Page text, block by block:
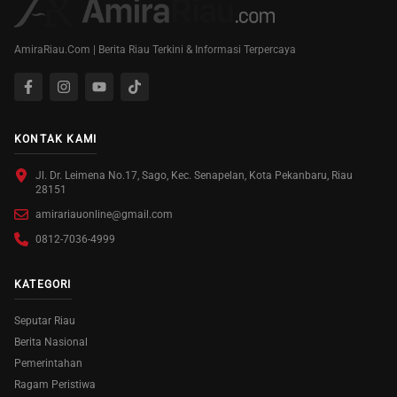
AmiraRiau.Com | Berita Riau Terkini & Informasi Terpercaya
KONTAK KAMI
Jl. Dr. Leimena No.17, Sago, Kec. Senapelan, Kota Pekanbaru, Riau
28151
amirariauonline@gmail.com
0812-7036-4999
KATEGORI
Seputar Riau
Berita Nasional
Pemerintahan
Ragam Peristiwa